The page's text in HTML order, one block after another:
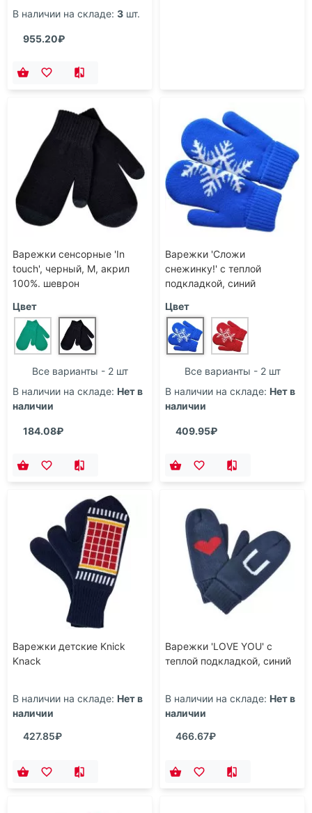
В наличии на складе: 3 шт.
955.20₽
Варежки сенсорные 'In
touch', черный, М, акрил
100%. шеврон
Цвет
Все варианты - 2 шт
В наличии на складе: Нет в
наличии
184.08₽
Варежки 'Сложи
снежинку!' с теплой
подкладкой, синий
Цвет
Все варианты - 2 шт
В наличии на складе: Нет в
наличии
409.95₽
Варежки детские Knick
Knack
В наличии на складе: Нет в
наличии
427.85₽
Варежки 'LOVE YOU' с
теплой подкладкой, синий
В наличии на складе: Нет в
наличии
466.67₽